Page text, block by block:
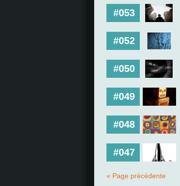
#053
#052
#050
#049
#048
#047
« Page précédente